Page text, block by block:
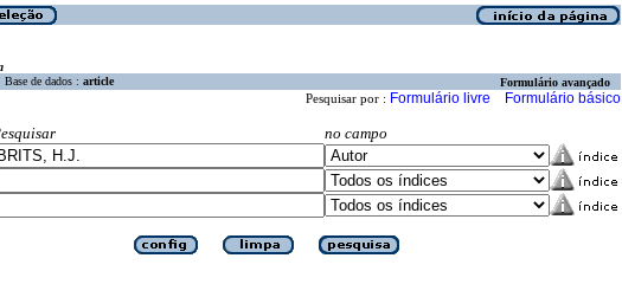
Base de dados : article Formulário avançado
Pesquisar por : Formulário livre Formulário básico
no campo